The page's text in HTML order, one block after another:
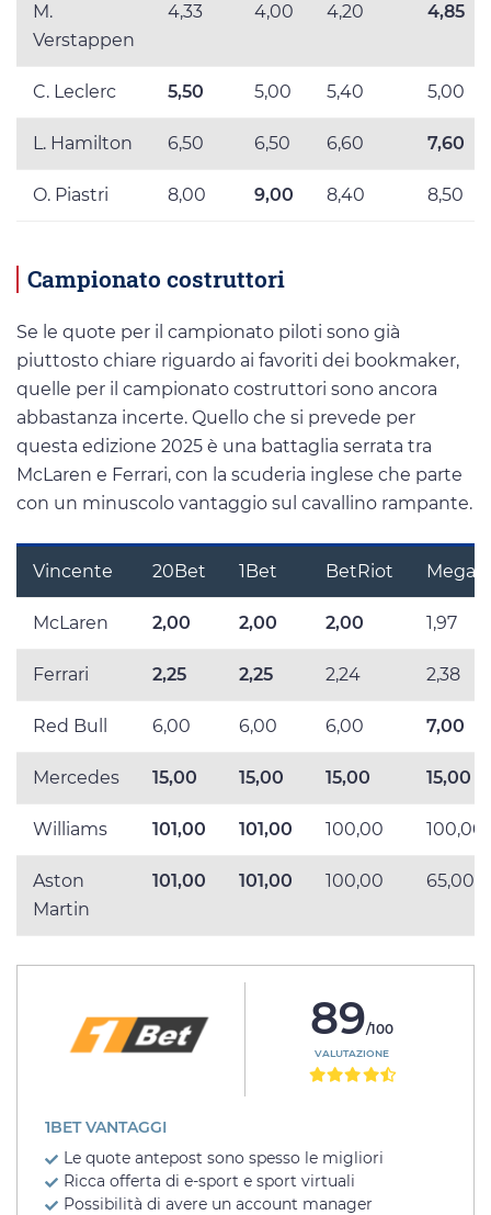
M.
Verstappen
4,33 4,00 4,20 4,85
C. Leclerc 5,50 5,00 5,40 5,00
L. Hamilton 6,50 6,50 6,60 7,60
O. Piastri 8,00 9,00 8,40 8,50
Campionato costruttori
Se le quote per il campionato piloti sono già
piuttosto chiare riguardo ai favoriti dei bookmaker,
quelle per il campionato costruttori sono ancora
abbastanza incerte. Quello che si prevede per
questa edizione 2025 è una battaglia serrata tra
McLaren e Ferrari, con la scuderia inglese che parte
con un minuscolo vantaggio sul cavallino rampante.
Vincente 20Bet 1Bet BetRiot
McLaren 2,00 2,00 2,00 1,97
Ferrari 2,25 2,25 2,24 2,38
Red Bull 6,00 6,00 6,00 7,00
Mercedes 15,00 15,00 15,00 15,00
Williams 101,00 101,00 100,00 100,00
Aston
Martin
101,00 101,00 100,00 65,00
89/100
VALUTAZIONE
1BET VANTAGGI
Le quote antepost sono spesso le migliori
Ricca offerta di e-sport e sport virtuali
Possibilità di avere un account manager